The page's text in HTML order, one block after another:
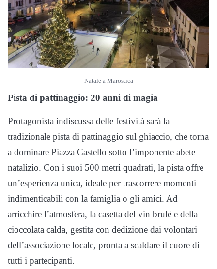
Natale a Marostica
Pista di pattinaggio: 20 anni di magia
Protagonista indiscussa delle festività sarà la
tradizionale pista di pattinaggio sul ghiaccio, che torna
a dominare Piazza Castello sotto l’imponente abete
natalizio. Con i suoi 500 metri quadrati, la pista offre
un’esperienza unica, ideale per trascorrere momenti
indimenticabili con la famiglia o gli amici. Ad
arricchire l’atmosfera, la casetta del vin brulé e della
cioccolata calda, gestita con dedizione dai volontari
dell’associazione locale, pronta a scaldare il cuore di
tutti i partecipanti.